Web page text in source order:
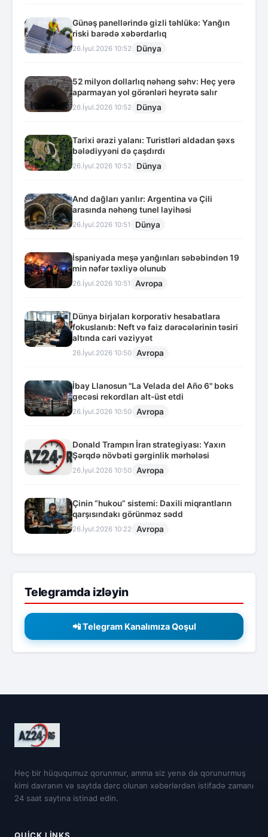
Günəş panellərində gizli təhlükə: Yanğın
riski barədə xəbərdarlıq
26.İyul.2026 10:52 Dünya
52 milyon dollarlıq nəhəng səhv: Heç yerə
aparmayan yol görənləri heyrətə salır
26.İyul.2026 10:52 Dünya
Tarixi ərazi yalanı: Turistləri aldadan şəxs
bələdiyyəni də çaşdırdı
26.İyul.2026 10:52 Dünya
And dağları yarılır: Argentina və Çili
arasında nəhəng tunel layihəsi
26.İyul.2026 10:51 Dünya
İspaniyada meşə yanğınları səbəbindən 19
min nəfər təxliyə olunub
26.İyul.2026 10:51 Avropa
Dünya birjaları korporativ hesabatlara
fokuslanıb: Neft və faiz dərəcələrinin təsiri
altında cari vəziyyət
26.İyul.2026 10:50 Avropa
İbay Llanosun "La Velada del Año 6" boks
gecəsi rekordları alt-üst etdi
26.İyul.2026 10:50 Avropa
Donald Trampın İran strategiyası: Yaxın
Şərqdə növbəti gərginlik mərhələsi
26.İyul.2026 10:50 Avropa
Çinin “hukou” sistemi: Daxili miqrantların
qarşısındakı görünməz sədd
26.İyul.2026 10:22 Avropa
Telegramda izləyin
📲 Telegram Kanalımıza Qoşul
Heç bir hüququmuz qorunmur, amma siz yenə də qorunurmuş
kimi davranın və saytda dərc olunan xəbərlərdən istifadə zamanı
24 saat saytına istinad edin.